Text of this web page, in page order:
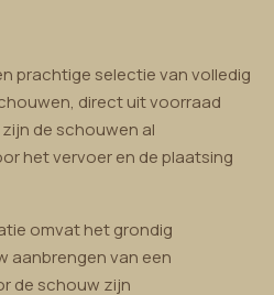
prachtige selectie van volledig
direct uit voorraad
de schouwen al
het vervoer en de plaatsing
omvat het grondig
aanbrengen van een
de schouw zijn